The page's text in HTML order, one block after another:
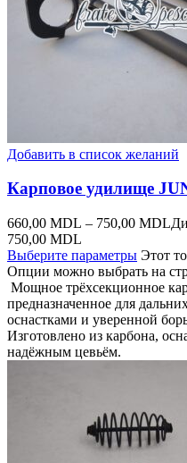
Добавить в список желаний
Карповое удилище
660,00 MDL – 750,00 MDL
750,00 MDL
Выберите параметры Этот
Опции можно выбрать на
Мощное трёхсекционное
предназначенное для
оснастками и уверенной
Изготовлено из карбона,
надёжным цевьём.